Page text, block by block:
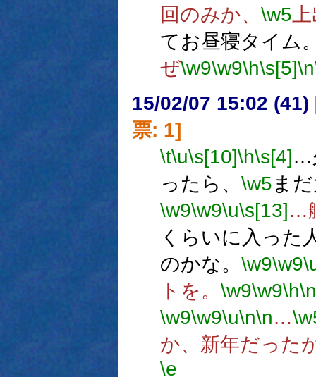
回のみか、 \w5
てお昼寝タイム
ぜ\w9\w9\h\s[5]\n
15/02/07 15:02 (41)
票: 1]
\t\u\s[10]\h\s[4] …
ったら、 \w5ま
\w9\w9\u\s[13] …
くらいに入った
のかな。 \w9\w9
トを。 \w9\w9\h\n
\w9\w9\u\n\n…
か、新年だった
\e